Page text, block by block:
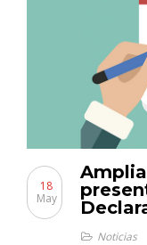
18
May
Noticias